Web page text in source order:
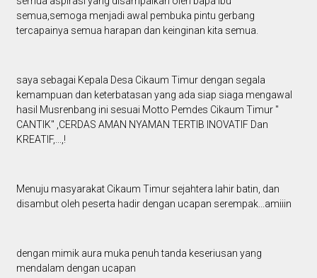
semua,semoga menjadi awal pembuka pintu gerbang
tercapainya semua harapan dan keinginan kita semua.
saya sebagai Kepala Desa Cikaum Timur dengan segala
kemampuan dan keterbatasan yang ada siap siaga mengawal
hasil Musrenbang ini sesuai Motto Pemdes Cikaum Timur "
CANTIK" ,CERDAS AMAN NYAMAN TERTIB INOVATIF Dan
KREATIF,...,!
Menuju masyarakat Cikaum Timur sejahtera lahir batin, dan
disambut oleh peserta hadir dengan ucapan serempak...amiiin
dengan mimik aura muka penuh tanda keseriusan yang
mendalam dengan ucapan